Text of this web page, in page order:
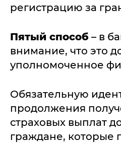
регистрацию за
Пятый способ – в
внимание, что это
уполномоченное
Обязательную
продолжения
страховых выплат
граждане, которые